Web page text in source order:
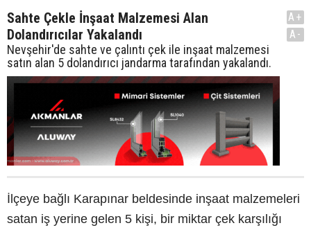
Sahte Çekle İnşaat Malzemesi Alan
Dolandırıcılar Yakalandı
Nevşehir'de sahte ve çalıntı çek ile inşaat malzemesi
satın alan 5 dolandırıcı jandarma tarafından yakalandı.
A+
A-
İlçeye bağlı Karapınar beldesinde inşaat malzemeleri
satan iş yerine gelen 5 kişi, bir miktar çek karşılığı